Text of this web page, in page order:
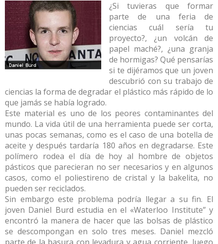
¿Si tuvieras que formar
parte de una feria de
ciencias cuál sería tu
proyecto?, ¿un volcán de
papel maché?, ¿una granja
de hormigas? Qué pensarías
si te dijéramos que un joven
descubrió con su trabajo de
ciencias la forma de degradar el plástico más rápido de lo
que jamás se había logrado.
Este material es uno de los peores contaminantes del
mundo. La vida útil de una herramienta puede ser corta,
unas pocas semanas, como es el caso de una botella de
aceite y después tardaría 180 años en degradarse. Este
polímero rodea el día de hoy al hombre de objetos
pásticos que parecieran no ser necesarios y en algunos
casos, como el poliestireno de cristal y la bakelita, no
pueden ser reciclados.
Sin embargo este problema podría llegar a su fin. El
joven Daniel Burd estudia en el «Waterloo Institute” y
encontró la manera de hacer que las bolsas de plástico
se descompongan en solo tres meses. Daniel mezcló